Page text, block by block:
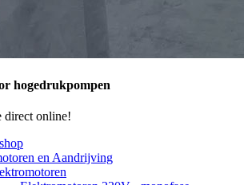
hogedrukpompen
direct online!
en Aandrijving